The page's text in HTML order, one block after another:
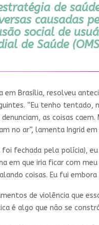
de
causadas
social de
de Saúde
em Brasília, resolveu
“Eu tenho
as coisas
no ar”, lamenta Ingrid
fechada pela polícia),
em que iria ficar com
coisas. Eu fui
de violência que
é algo que não se